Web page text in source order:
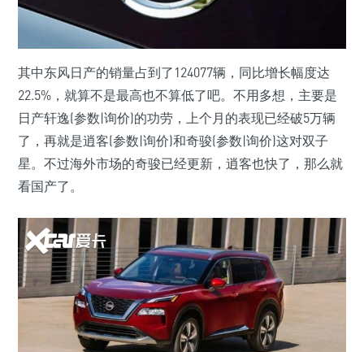
其中东风日产的销量占到了124077辆，同比增长幅度达
22.5%，就算不是最高也不算低了吧。不用多想，主要是
日产轩逸(参数|询价)的功劳，上个月的表现已经破5万辆
了，再就是逍客(参数|询价)和奇骏(参数|询价)这对双子
星。不过海外市场的奇骏已经更新，逍客也快了，那么就
看国产了。